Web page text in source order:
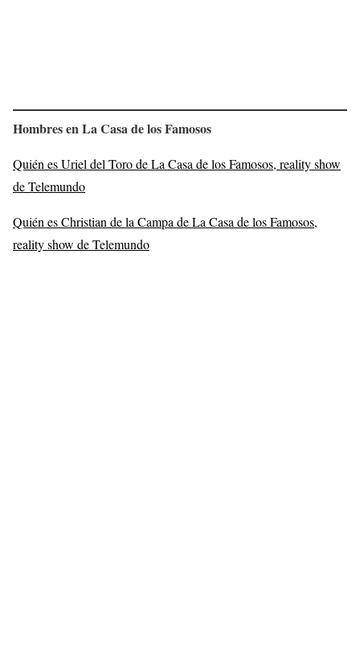
Hombres en La Casa de los Famosos
Quién es Uriel del Toro de La Casa de los Famosos, reality show
de Telemundo
Quién es Christian de la Campa de La Casa de los Famosos,
reality show de Telemundo